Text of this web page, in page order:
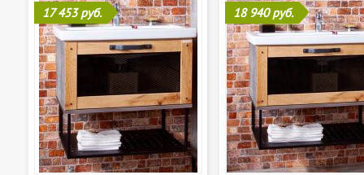
17 453 руб. 18 940 руб.